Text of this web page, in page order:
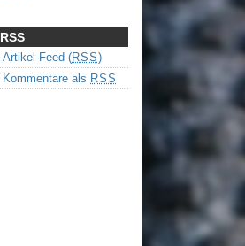
RSS
Artikel-Feed (RSS)
Kommentare als RSS